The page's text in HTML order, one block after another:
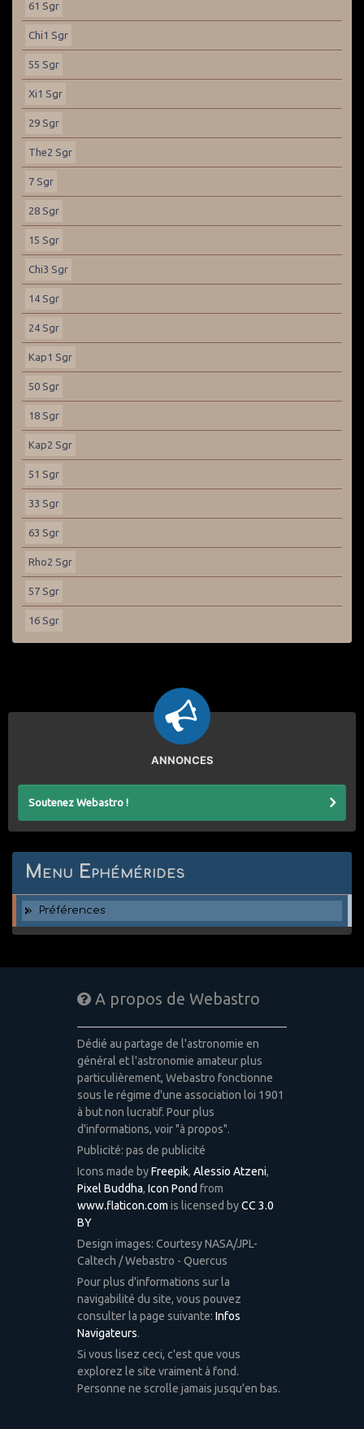
61 Sgr
Chi1 Sgr
55 Sgr
Xi1 Sgr
29 Sgr
The2 Sgr
7 Sgr
28 Sgr
15 Sgr
Chi3 Sgr
14 Sgr
24 Sgr
Kap1 Sgr
50 Sgr
18 Sgr
Kap2 Sgr
51 Sgr
33 Sgr
63 Sgr
Rho2 Sgr
57 Sgr
16 Sgr
ANNONCES
Soutenez Webastro !
Menu Ephémérides
Préférences
A propos de Webastro
Dédié au partage de l'astronomie en
général et l'astronomie amateur plus
particulièrement, Webastro fonctionne
sous le régime d'une association loi 1901
à but non lucratif. Pour plus
d'informations, voir "à propos".
Publicité: pas de publicité
Icons made byFreepik, Alessio Atzeni,
Pixel Buddha, Icon Pond from
www.flaticon.com is licensed byCC 3.0
BY
Design images: Courtesy NASA/JPL-
Caltech / Webastro - Quercus
Pour plus d'informations sur la
navigabilité du site, vous pouvez
consulter la page suivante: Infos
Navigateurs.
Si vous lisez ceci, c'est que vous
explorez le site vraiment à fond.
Personne ne scrolle jamais jusqu'en bas.